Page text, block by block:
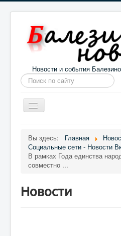
Новости и события
Искать...
Toggle
Navigation
Информация Галерея О
Вы здесь: Главная
Социальные сети - Новости
В рамках Года единства
совместно ...
Новости